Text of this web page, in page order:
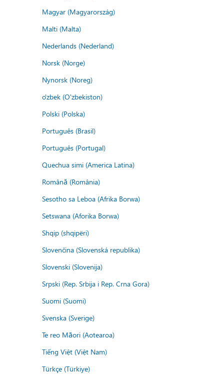
Magyar (Magyarország)
Malti (Malta)
Nederlands (Nederland)
Norsk (Norge)
Nynorsk (Noreg)
o'zbek (O'zbekiston)
Polski (Polska)
Português (Brasil)
Português (Portugal)
Quechua simi (America Latina)
Română (România)
Sesotho sa Leboa (Afrika Borwa)
Setswana (Aforika Borwa)
Shqip (shqipëri)
Slovenčina (Slovenská republika)
Slovenski (Slovenija)
Srpski (Rep. Srbija i Rep. Crna Gora)
Suomi (Suomi)
Svenska (Sverige)
Te reo Māori (Aotearoa)
Tiếng Việt (Việt Nam)
Türkçe (Türkiye)